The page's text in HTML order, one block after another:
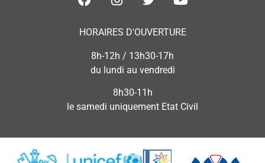
HORAIRES D'OUVERTURE
8h-12h / 13h30-17h
du lundi au vendredi
8h30-11h
le samedi uniquement Etat Civil